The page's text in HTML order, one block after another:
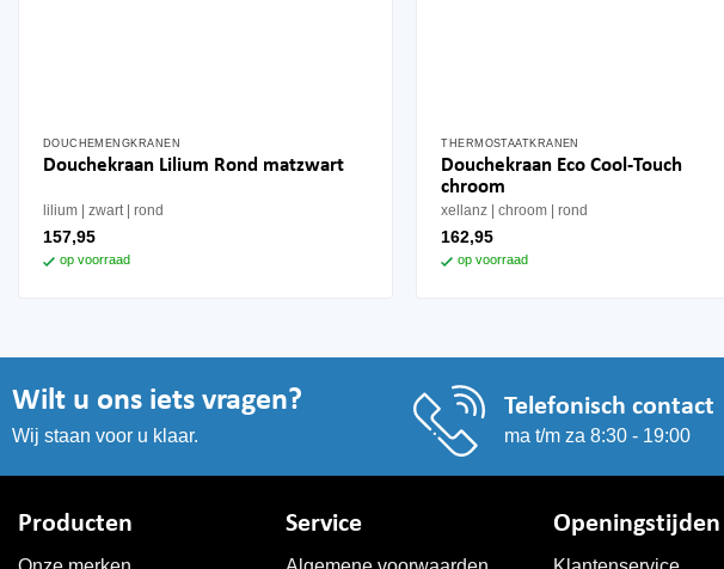
DOUCHEMENGKRANEN
Douchekraan Lilium Rond matzwart
lilium zwart rond
157,95
op voorraad
THERMOSTAATKRANEN
Douchekraan Eco Cool-Touch
chroom
xellanz chroom rond
162,95
op voorraad
Wilt u ons iets vragen?
Wij staan voor u klaar.
Telefonisch contact
ma t/m za 8:30 - 19:00
Producten Service Openingstijden